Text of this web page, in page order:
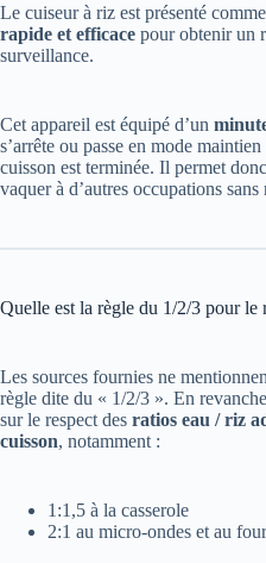
Le cuiseur à riz est présenté
rapide et efficace pour obtenir un
surveillance.
Cet appareil est équipé d’un
s’arrête ou passe en mode
cuisson est terminée. Il permet
vaquer à d’autres occupations sans
Quelle est la règle du 1/2/3 pour le
Les sources fournies ne
règle dite du « 1/2/3 ». En
sur le respect des ratios eau / riz
cuisson, notamment :
1:1,5 à la casserole
2:1 au micro-ondes et au four